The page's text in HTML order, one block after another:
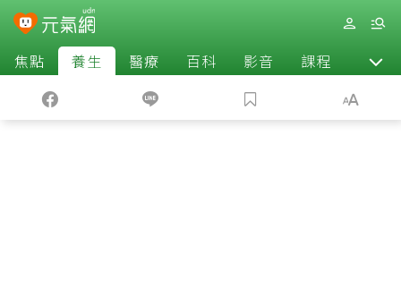
焦點 養生 醫療 百科 影音 課程 退休